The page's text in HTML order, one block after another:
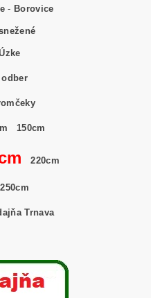
- Borovice
150cm
220cm
250cm
Trnava